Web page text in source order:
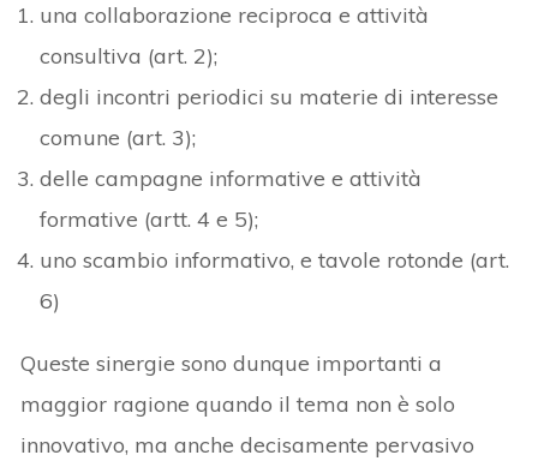
una collaborazione reciproca e attività
consultiva (art. 2);
degli incontri periodici su materie di interesse
comune (art. 3);
delle campagne informative e attività
formative (artt. 4 e 5);
uno scambio informativo, e tavole rotonde (art.
6)
Queste sinergie sono dunque importanti a
maggior ragione quando il tema non è solo
innovativo, ma anche decisamente pervasivo